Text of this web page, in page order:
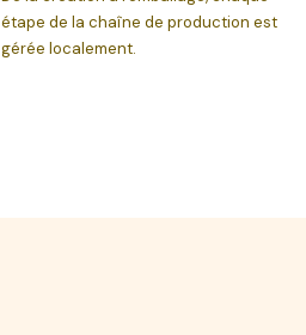
étape de la chaîne de production est
gérée localement.